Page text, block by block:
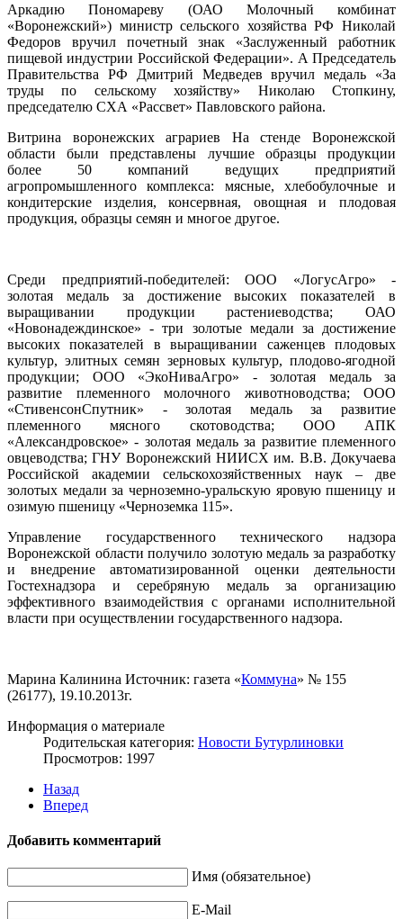
Аркадию Пономареву (ОАО Молочный комбинат
«Воронежский») министр сельского хозяйства РФ Николай
Федоров вручил почетный знак «Заслуженный работник
пищевой индустрии Российской Федерации». А Председатель
Правительства РФ Дмитрий Медведев вручил медаль «За
труды по сельскому хозяйству» Николаю Стопкину,
председателю СХА «Рассвет» Павловского района.
Витрина воронежских аграриев На стенде Воронежской
области были представлены лучшие образцы продукции
более 50 компаний ведущих предприятий
агропромышленного комплекса: мясные, хлебобулочные и
кондитерские изделия, консервная, овощная и плодовая
продукция, образцы семян и многое другое.
Среди предприятий-победителей: ООО «ЛогусАгро» -
золотая медаль за достижение высоких показателей в
выращивании продукции растениеводства; ОАО
«Новонадеждинское» - три золотые медали за достижение
высоких показателей в выращивании саженцев плодовых
культур, элитных семян зерновых культур, плодово-ягодной
продукции; ООО «ЭкоНиваАгро» - золотая медаль за
развитие племенного молочного животноводства; ООО
«СтивенсонСпутник» - золотая медаль за развитие
племенного мясного скотоводства; ООО АПК
«Александровское» - золотая медаль за развитие племенного
овцеводства; ГНУ Воронежский НИИСХ им. В.В. Докучаева
Российской академии сельскохозяйственных наук – две
золотых медали за черноземно-уральскую яровую пшеницу и
озимую пшеницу «Черноземка 115».
Управление государственного технического надзора
Воронежской области получило золотую медаль за разработку
и внедрение автоматизированной оценки деятельности
Гостехнадзора и серебряную медаль за организацию
эффективного взаимодействия с органами исполнительной
власти при осуществлении государственного надзора.
Марина Калинина Источник: газета «Коммуна» № 155
(26177), 19.10.2013г.
Информация о материале
Родительская категория: Новости Бутурлиновки
Просмотров: 1997
Назад
Вперед
Добавить комментарий
Имя (обязательное)
E-Mail